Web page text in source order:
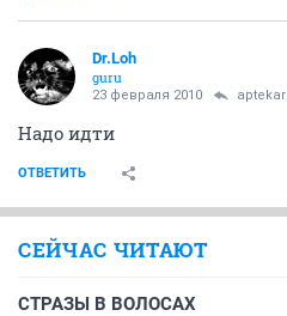
Dr.Loh
guru
23 февраля 2010 aptekar
Надо идти
ОТВЕТИТЬ
СЕЙЧАС ЧИТАЮТ
СТРАЗЫ В ВОЛОСАХ